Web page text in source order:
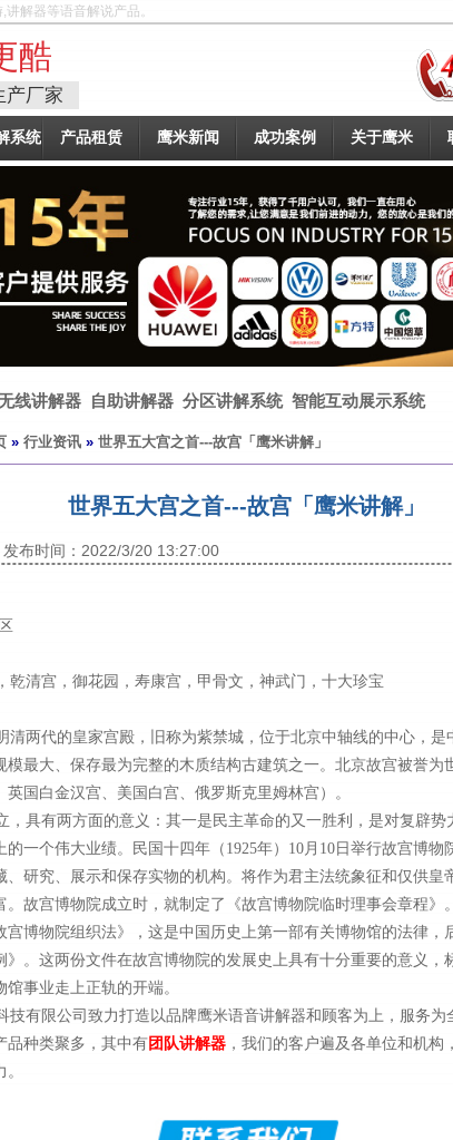
解器等语音解说产品。
酷
产厂家
系统 产品租赁 鹰米新闻 成功案例 关于鹰米
线讲解器 自助讲解器 分区讲解系统 智能互动展示系统
» 行业资讯 » 世界五大宫之首---故宫「鹰米讲解」
世界五大宫之首---故宫「鹰米讲解」
发布时间：2022/3/20 13:27:00
清宫，御花园，寿康宫，甲骨文，神武门，十大珍宝
两代的皇家宫殿，旧称为紫禁城，位于北京中轴线的中心，是
模最大、保存最为完整的木质结构古建筑之一。北京故宫被誉为
国白金汉宫、美国白宫、俄罗斯克里姆林宫）。
具有两方面的意义：其一是民主革命的又一胜利，是对复辟势
的一个伟大业绩。民国十四年（1925年）10月10日举行故宫博物
、研究、展示和保存实物的机构。将作为君主法统象征和仅供皇
。故宫博物院成立时，就制定了《故宫博物院临时理事会章程》
宫博物院组织法》，这是中国历史上第一部有关博物馆的法律，
》。这两份文件在故宫博物院的发展史上具有十分重要的意义，
事业走上正轨的开端。
有限公司致力打造以品牌鹰米语音讲解器和顾客为上，服务为
品种类聚多，其中有团队讲解器 ，我们的客户遍及各单位和机